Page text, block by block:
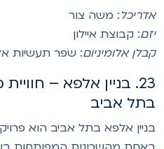
: משה צור
: קבוצת איילון
אלומיניום: שפר תעשיות
23. בניין אלפא –
אביב
אלפא בתל אביב הוא